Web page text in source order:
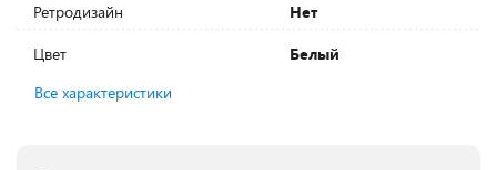
Ретродизайн
Нет
Цвет
Белый
Все характеристики